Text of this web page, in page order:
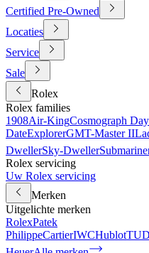
Certified Pre-Owned
Locaties
Service
Sale
Rolex
Rolex families
1908Air-KingCosmograph
DateExplorerGMT-Master II
DwellerSky-Dweller
Rolex servicing
Uw Rolex servicing
Merken
Uitgelichte merken
RolexPatek
PhilippeCartierIWCHublot